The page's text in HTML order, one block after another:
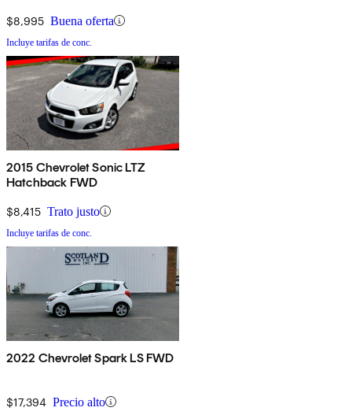
$8,995 Buena oferta
Incluye tarifas de conc.
2015 Chevrolet Sonic LTZ
Hatchback FWD
$8,415 Trato justo
Incluye tarifas de conc.
2022 Chevrolet Spark LS FWD
$17,394 Precio alto